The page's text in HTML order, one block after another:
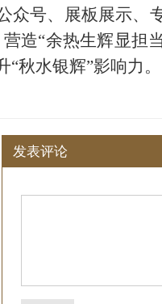
众号、展板展示、
造“余热生辉显担
秋水银辉”影响力。
发表评论